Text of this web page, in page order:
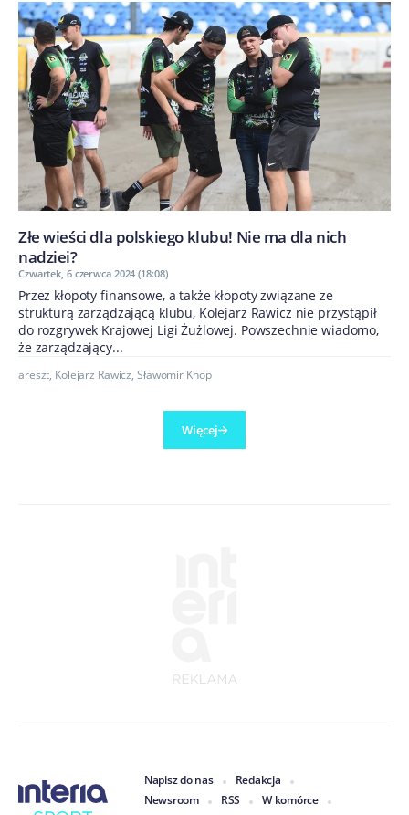
Złe wieści dla polskiego klubu! Nie ma dla nich
nadziei?
Czwartek, 6 czerwca 2024 (18:08)
Przez kłopoty finansowe, a także kłopoty związane ze
strukturą zarządzającą klubu, Kolejarz Rawicz nie przystąpił
do rozgrywek Krajowej Ligi Żużlowej. Powszechnie wiadomo,
że zarządzający...
areszt, Kolejarz Rawicz,Sławomir Knop
Więcej
Napisz do nas
Redakcja
Newsroom
RSS
W komórce